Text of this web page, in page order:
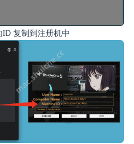
复制到注册机中